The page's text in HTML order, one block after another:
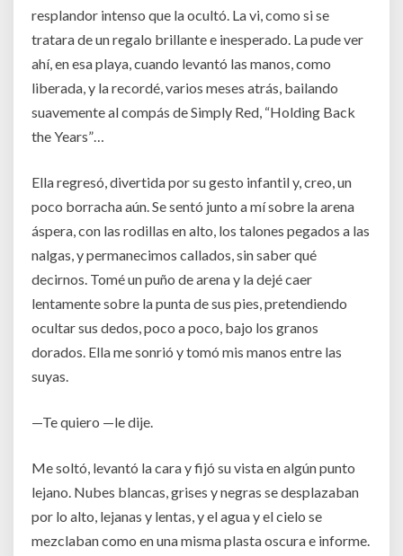
resplandor intenso que la ocultó. La vi, como si se
tratara de un regalo brillante e inesperado. La pude ver
ahí, en esa playa, cuando levantó las manos, como
liberada, y la recordé, varios meses atrás, bailando
suavemente al compás de Simply Red, “Holding Back
the Years”…
Ella regresó, divertida por su gesto infantil y, creo, un
poco borracha aún. Se sentó junto a mí sobre la arena
áspera, con las rodillas en alto, los talones pegados a las
nalgas, y permanecimos callados, sin saber qué
decirnos. Tomé un puño de arena y la dejé caer
lentamente sobre la punta de sus pies, pretendiendo
ocultar sus dedos, poco a poco, bajo los granos
dorados. Ella me sonrió y tomó mis manos entre las
suyas.
—Te quiero —le dije.
Me soltó, levantó la cara y fijó su vista en algún punto
lejano. Nubes blancas, grises y negras se desplazaban
por lo alto, lejanas y lentas, y el agua y el cielo se
mezclaban como en una misma plasta oscura e informe.